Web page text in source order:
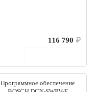
116 790 ₽
Программное обеспечение